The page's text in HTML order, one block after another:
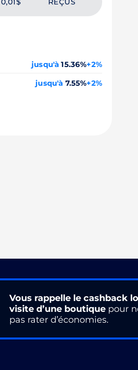
jusqu'à 15.36%+2%
jusqu'à 7.55%+2%
Vous rappelle le cashback
visite d’une boutique pour
pas rater d’économies.